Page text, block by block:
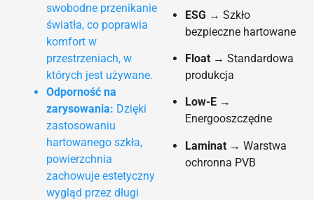
swobodne przenikanie
światła, co poprawia
komfort w
przestrzeniach, w
których jest używane.
Odporność na
zarysowania: Dzięki
zastosowaniu
hartowanego szkła,
powierzchnia
zachowuje estetyczny
wygląd przez długi
ESG → Szkło
bezpieczne hartowane
Float → Standardowa
produkcja
Low-E →
Energooszczędne
Laminat → Warstwa
ochronna PVB